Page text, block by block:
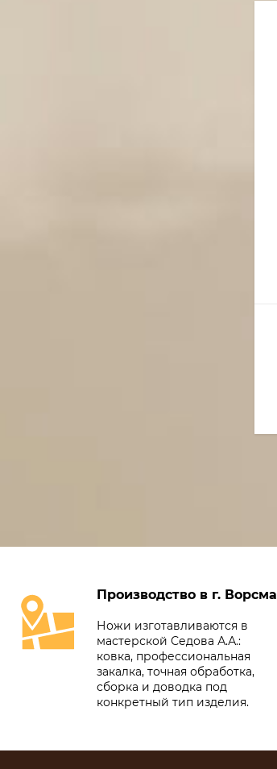
Производство в г. Ворсма
Ножи изготавливаются в
мастерской Седова А.А.:
ковка, профессиональная
закалка, точная обработка,
сборка и доводка под
конкретный тип изделия.